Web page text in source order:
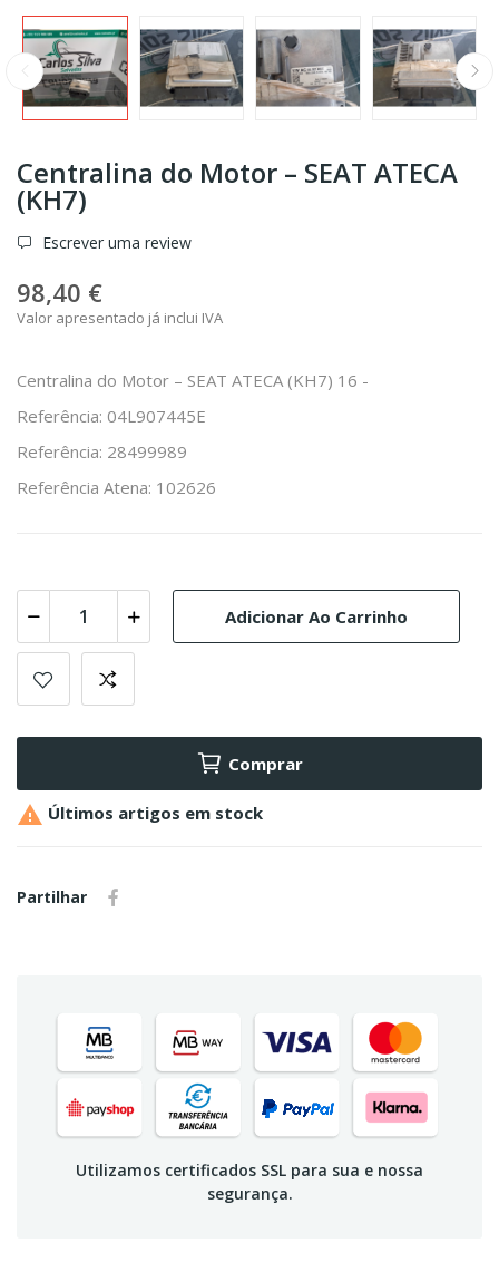
Centralina do Motor – SEAT ATECA
(KH7)
Escrever uma review
98,40 €
Valor apresentado já inclui IVA
Centralina do Motor – SEAT ATECA (KH7) 16 -
Referência: 04L907445E
Referência: 28499989
Referência Atena: 102626
Adicionar Ao Carrinho
Comprar
 Últimos artigos em stock
Partilhar
Utilizamos certificados SSL para sua e nossa
segurança.